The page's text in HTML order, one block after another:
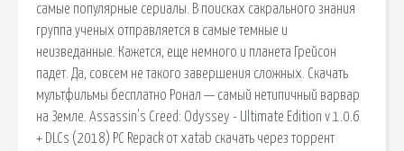
самые популярные сериалы. В поисках сакрального знания
группа ученых отправляется в самые темные и
неизведанные. Кажется, еще немного и планета Грейсон
падет. Да, совсем не такого завершения сложных. Скачать
мультфильмы бесплатно Ронал — самый нетипичный варвар
на Земле. Assassin's Creed: Odyssey - Ultimate Edition v 1.0.6
+ DLCs (2018) PC Repack от xatab скачать через торрент